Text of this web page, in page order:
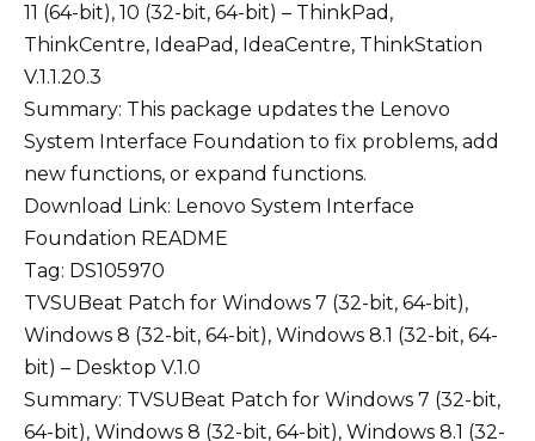
11 (64-bit), 10 (32-bit, 64-bit) – ThinkPad,
ThinkCentre, IdeaPad, IdeaCentre, ThinkStation
V.1.1.20.3
Summary: This package updates the Lenovo
System Interface Foundation to fix problems, add
new functions, or expand functions.
Download Link: Lenovo System Interface
Foundation README
Tag: DS105970
TVSUBeat Patch for Windows 7 (32-bit, 64-bit),
Windows 8 (32-bit, 64-bit), Windows 8.1 (32-bit, 64-
bit) – Desktop V.1.0
Summary: TVSUBeat Patch for Windows 7 (32-bit,
64-bit), Windows 8 (32-bit, 64-bit), Windows 8.1 (32-